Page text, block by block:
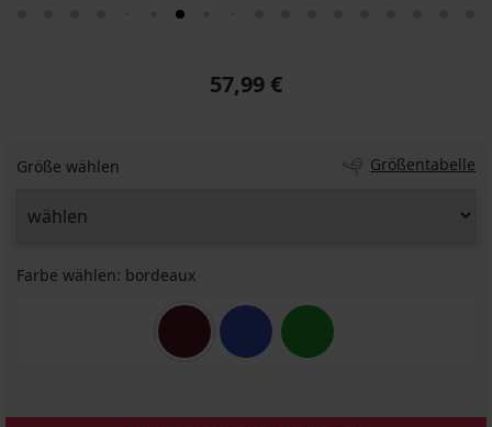
57,99 €
Größe wählen Größentabelle
Farbe wählen: bordeaux